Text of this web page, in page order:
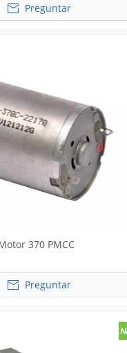
Preguntar
370 PMCC
Preguntar
13808637315